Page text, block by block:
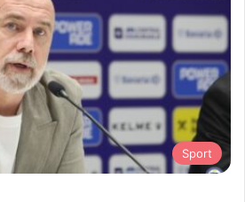
Sport